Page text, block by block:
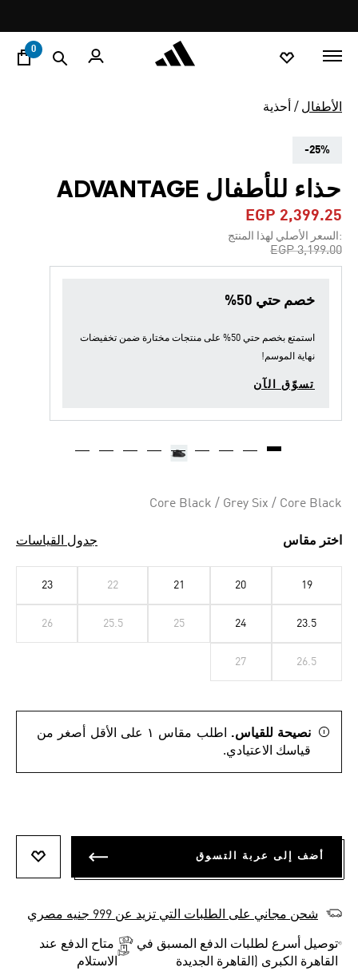
promotion
rotation
0
الأطفال أحذية
-25%
حذاء للأطفال ADVANTAGE
EGP 2,399.25
:السعر الأصلي لهذا المنتج
Price reduced from
EGP 3,199.00
to
خصم حتي 50%
استمتع بخصم حتي 50% على منتجات مختارة ضمن
تخفيضات
نهاية الموسم!
تسوّق الآن
Core Black / Grey Six / Core Black
اختر مقاس جدول القياسات
19
20
21
22
23
23.5
24
25
25.5
26
26.5
27
نصيحة للقياس.
اطلب مقاس ١ على الأقل أصغر من
قياسك الاعتيادي.
أضف إلى عربة التسوق
شحن مجاني على الطلبات التي تزيد عن 999 جنيه مصري
توصيل أسرع لطلبات الدفع المسبق في
القاهرة الكبرى (القاهرة الجديدة
متاح الدفع عند
الاستلام